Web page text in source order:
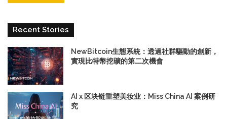
Recent Stories
NewBitcoin生態系統：透過社群驅動的創新，
實現比特幣挖礦的第二次機會
AI x 区块链重塑美妆业：Miss China AI 案例研
究